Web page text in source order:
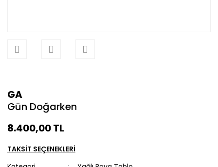
GA
Gün Doğarken
8.400,00 TL
TAKSİT SEÇENEKLERİ